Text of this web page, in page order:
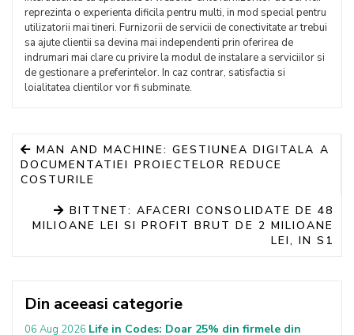
reprezinta o experienta dificila pentru multi, in mod special pentru
utilizatorii mai tineri. Furnizorii de servicii de conectivitate ar trebui
sa ajute clientii sa devina mai independenti prin oferirea de
indrumari mai clare cu privire la modul de instalare a serviciilor si
de gestionare a preferintelor. In caz contrar, satisfactia si
loialitatea clientilor vor fi subminate.
MAN AND MACHINE: GESTIUNEA DIGITALA A
DOCUMENTATIEI PROIECTELOR REDUCE
COSTURILE
BITTNET: AFACERI CONSOLIDATE DE 48
MILIOANE LEI SI PROFIT BRUT DE 2 MILIOANE
LEI, IN S1
Din aceeasi categorie
06 Aug 2026 Life in Codes: Doar 25% din firmele din